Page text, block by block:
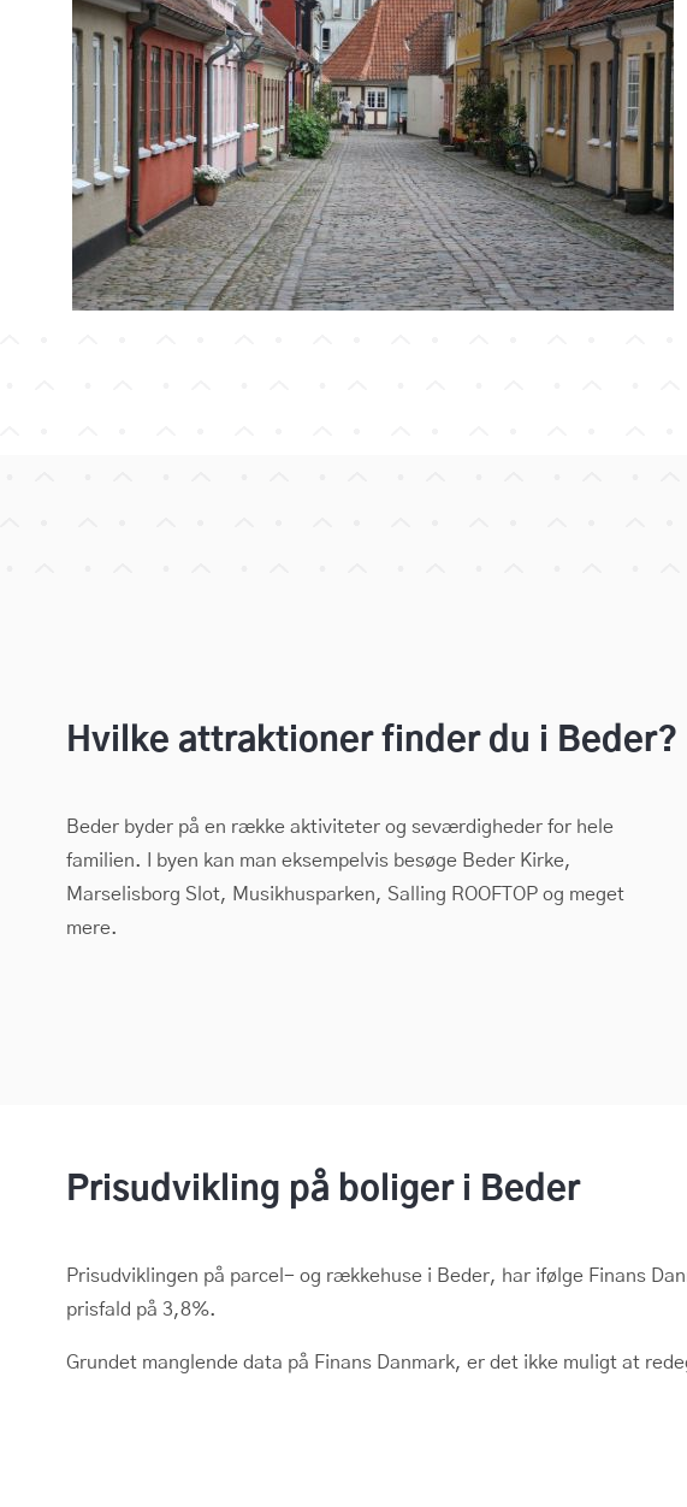
Hvilke attraktioner finder du i Beder?
Beder byder på en række aktiviteter og seværdigheder for hele
familien. I byen kan man eksempelvis besøge Beder Kirke,
Marselisborg Slot, Musikhusparken, Salling ROOFTOP og meget
mere.
Prisudvikling på boliger i Beder
Prisudviklingen på parcel- og rækkehuse i Beder, har ifølge Finans
prisfald på 3,8%.
Grundet manglende data på Finans Danmark, er det ikke muligt at